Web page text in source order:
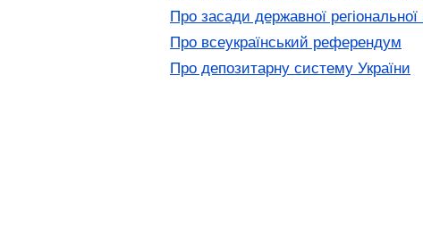
Про засади державної регіональної
Про всеукраїнський референдум
Про депозитарну систему України